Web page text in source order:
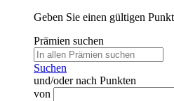
Geben Sie einen gültigen
Prämien suchen
Suchen
und/oder nach Punkten
von